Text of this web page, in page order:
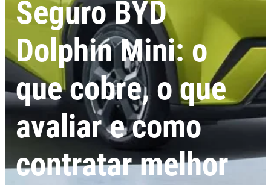
Seguro BYD
Dolphin Mini: o
que cobre, o que
avaliar e como
contratar melhor